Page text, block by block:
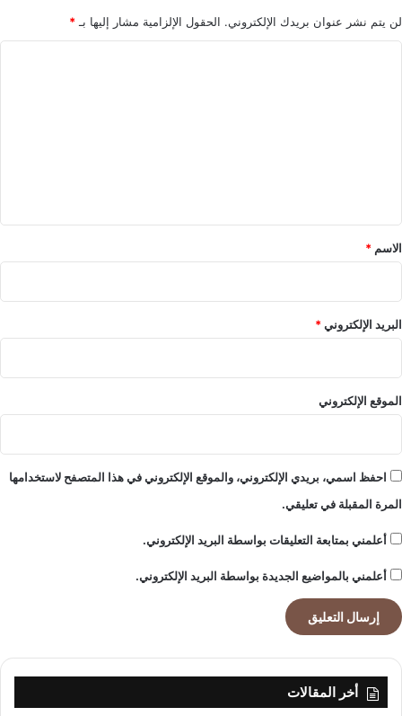
ا
خ
لن يتم نشر عنوان بريدك الإلكتروني. الحقول الإلزامية مشار إليها بـ *
*
الاسم *
البريد الإلكتروني*
الموقع الإلكتروني
احفظ اسمي، بريدي الإلكتروني، والموقع الإلكتروني في هذا المتصفح لاستخدامها
المرة المقبلة في تعليقي.
أعلمني بمتابعة التعليقات بواسطة البريد الإلكتروني.
أعلمني بالمواضيع الجديدة بواسطة البريد الإلكتروني.
أخر المقالات